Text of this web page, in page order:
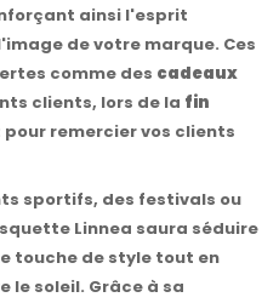
ainsi l'esprit
de votre marque. Ces
comme des cadeaux
clients, lors de la fin
remercier vos clients
sportifs, des festivals ou
Linnea saura séduire
touche de style tout en
soleil. Grâce à sa